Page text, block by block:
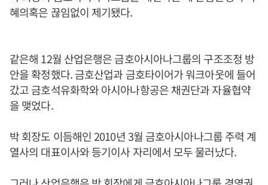
혜의혹은 끊임없이 제기됐다.
같은해 12월 산업은행은 금호아시아나그룹의 구조조정 방
안을 확정했다. 금호산업과 금호타이어가 워크아웃에 들어
갔고 금호석유화학와 아시아나항공은 채권단과 자율협약
을 맺었다.
박 회장도 이듬해인 2010년 3월 금호아시아나그룹 주력 계
열사의 대표이사와 등기이사 자리에서 모두 물러났다.